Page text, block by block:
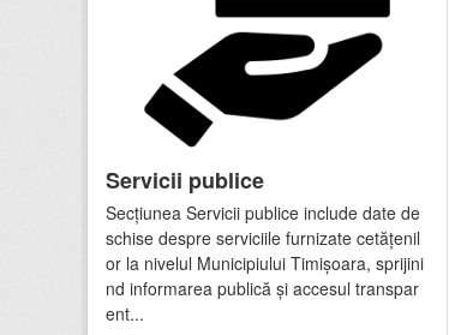
Servicii publice
Secțiunea Servicii publice include date de
schise despre serviciile furnizate cetățenil
or la nivelul Municipiului Timișoara, sprijini
nd informarea publică și accesul transpar
ent...